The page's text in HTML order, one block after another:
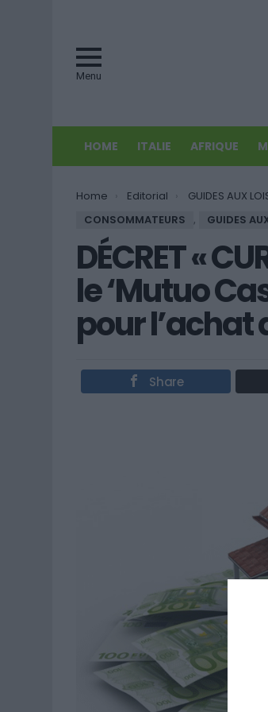
Menu
HOME ITALIE AFRIQUE
You are here:
Home Editorial GUIDES AUX
CONSOMMATEURS
, GUIDES
DÉCRET «
le ‘Mutuo
pour
Share